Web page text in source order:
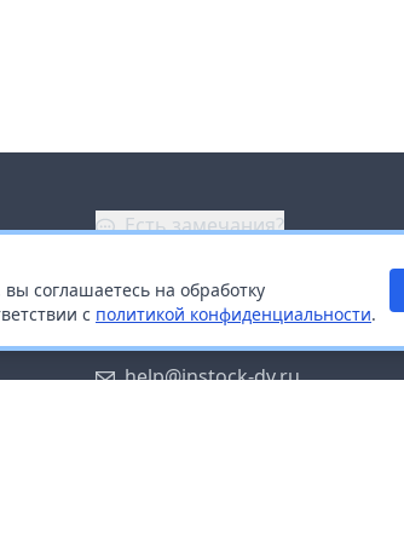
соглашаетесь на обработку
с политикой конфиденциальности.
Есть замечания?
Заказать звонок
help@instock-dv.ru